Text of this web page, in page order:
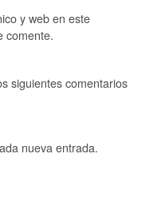
y web en este
comente.
siguientes comentarios
nueva entrada.